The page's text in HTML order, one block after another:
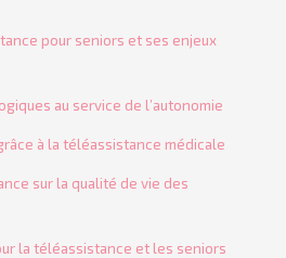
pour seniors et ses enjeux
au service de l’autonomie
à la téléassistance médicale
sur la qualité de vie des
la téléassistance et les seniors